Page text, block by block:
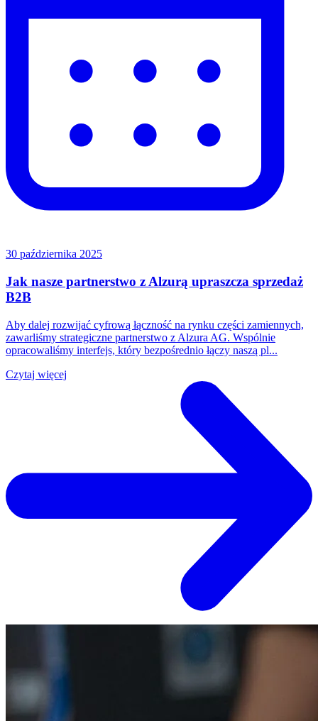
30 października 2025
Jak nasze partnerstwo z Alzurą upraszcza sprzedaż
B2B
Aby dalej rozwijać cyfrową łączność na rynku części zamiennych,
zawarliśmy strategiczne partnerstwo z Alzura AG. Wspólnie
opracowaliśmy interfejs, który bezpośrednio łączy naszą pl...
Czytaj więcej